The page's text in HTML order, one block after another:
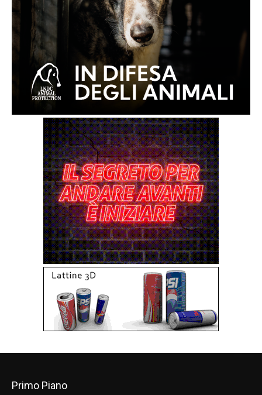
Primo Piano